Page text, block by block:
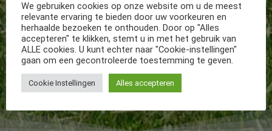
We gebruiken cookies op onze website om u de meest
relevante ervaring te bieden door uw voorkeuren en
herhaalde bezoeken te onthouden. Door op "Alles
accepteren" te klikken, stemt u in met het gebruik van
ALLE cookies. U kunt echter naar "Cookie-instellingen"
gaan om een gecontroleerde toestemming te geven.
Cookie Instellingen Alles accepteren